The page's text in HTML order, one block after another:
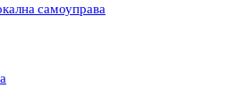
самоуправа